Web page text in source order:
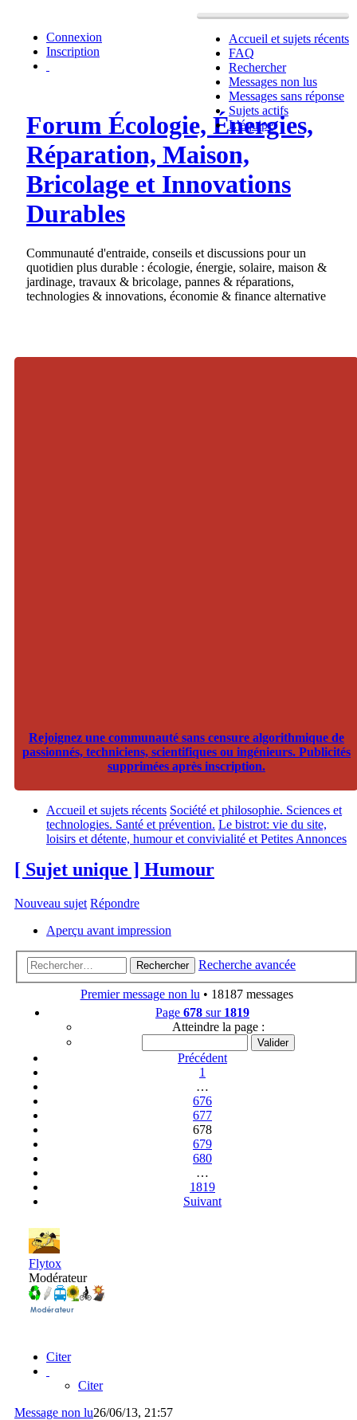
Accueil et sujets récents
FAQ
Rechercher
Messages non lus
Messages sans réponse
Sujets actifs
L’équipe
Connexion
Inscription
Forum Écologie, Énergies,
Réparation, Maison,
Bricolage et Innovations
Durables
Communauté d'entraide, conseils et discussions pour un
quotidien plus durable : écologie, énergie, solaire, maison &
jardinage, travaux & bricolage, pannes & réparations,
technologies & innovations, économie & finance alternative
Rejoignez une communauté sans censure algorithmique de
passionnés, techniciens, scientifiques ou ingénieurs. Publicités
supprimées après inscription.
Accueil et sujets récents Société et philosophie. Sciences et
technologies. Santé et prévention. Le bistrot: vie du site,
loisirs et détente, humour et convivialité et Petites Annonces
[ Sujet unique ] Humour
Nouveau sujet Répondre
Aperçu avant impression
Rechercher Recherche avancée
Premier message non lu • 18187 messages
Page 678 sur 1819
Atteindre la page :
Précédent
1
…
676
677
678
679
680
…
1819
Suivant
Flytox
Modérateur
Citer
Citer
Message non lu26/06/13, 21:57